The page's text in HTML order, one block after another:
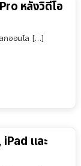
หลังวิดีโอ
กออนไล […]
iPad และ